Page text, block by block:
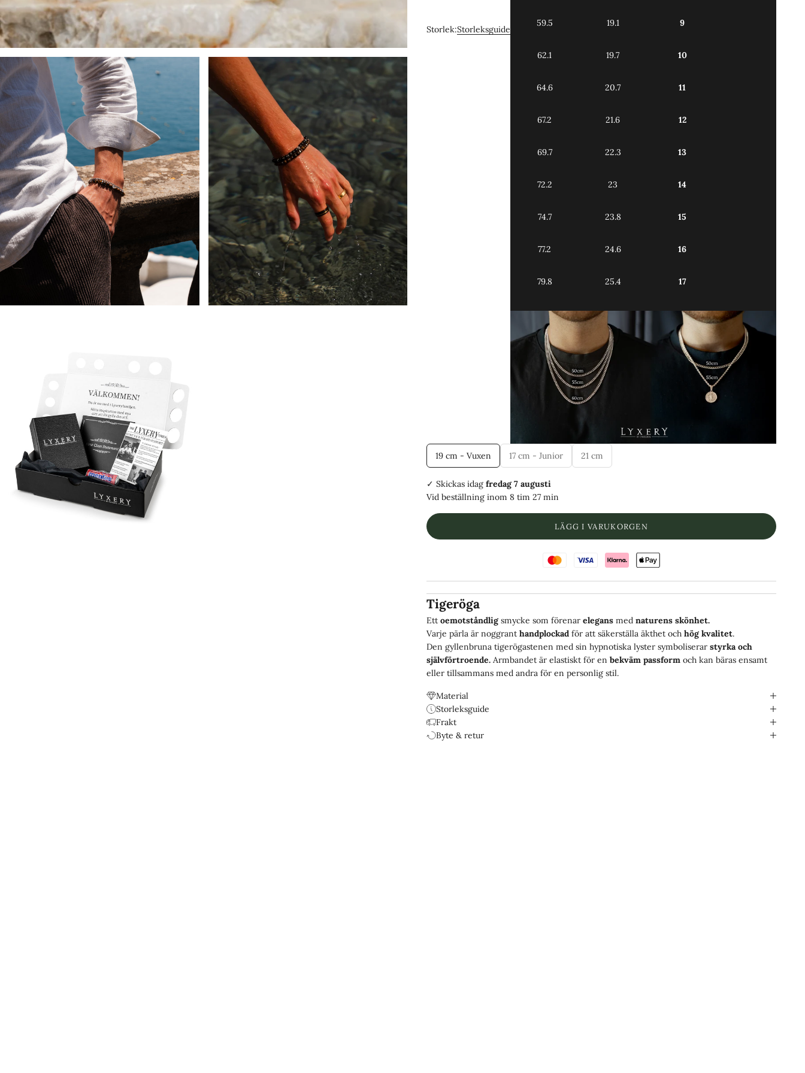
Storlek:Storleksguide
59.5 19.1 9
62.1 19.7 10
64.6 20.7 11
67.2 21.6 12
69.7 22.3 13
72.2 23 14
74.7 23.8 15
77.2 24.6 16
79.8 25.4 17
19 cm - Vuxen 17 cm - Junior 21 cm
✓ Skickas idag fredag 7 augusti
Vid beställning inom 8 tim 27 min
LÄGG I VARUKORGEN
Tigeröga
Ett oemotståndligsmycke som förenar elegans med naturens skönhet.
Varje pärla är noggrant handplockad för att säkerställa äkthet och hög kvalitet.
Den gyllenbruna tigerögastenen med sin hypnotiska lyster symboliserar styrka och
självförtroende. Armbandet är elastiskt för en bekväm passform och kan bäras ensamt
eller tillsammans med andra för en personlig stil.
Material
Storleksguide
Frakt
Byte & retur